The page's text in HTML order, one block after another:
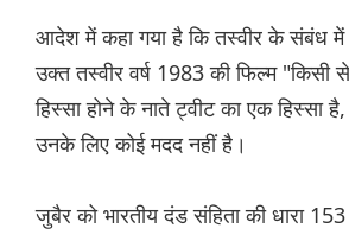
आदेश में कहा गया है कि तस्वीर के संबंध में
उक्त तस्वीर वर्ष 1983 की फिल्म "किसी
हिस्सा होने के नाते ट्वीट का एक हिस्सा
उनके लिए कोई मदद नहीं है।
जुबैर को भारतीय दंड संहिता की धारा